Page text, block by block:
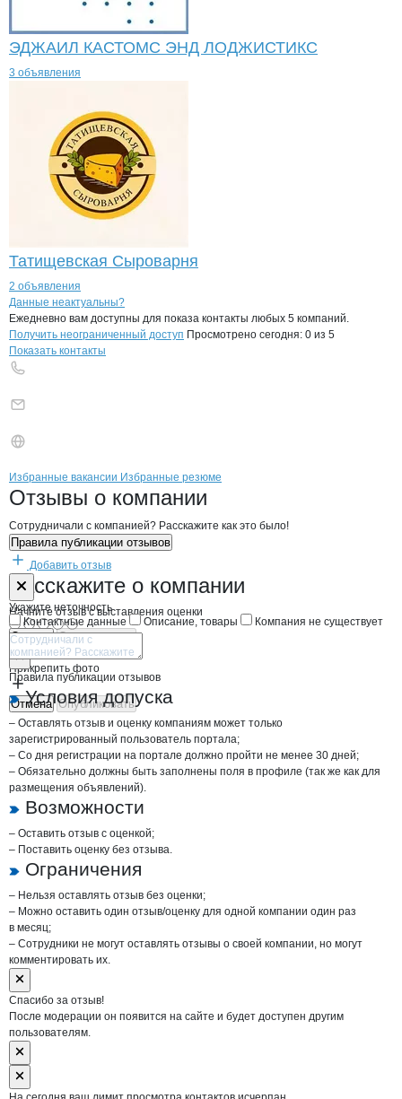
ЭДЖАИЛ КАСТОМС ЭНД ЛОДЖИСТИКС
3 объявления
Татищевская Сыроварня
2 объявления
Контактыкомпании
+7(800)000-00-..
Данные неактуальны?
Ежедневно вам доступны для показа контакты любых 5 компаний.
Получить неограниченный доступ Просмотрено сегодня: 0 из 5
Показать контакты
Брендыкомпани УКРСЫРПРОМ
Вакансии вУКРСЫРПРОМ
Избранные вакансии Избранные резюме
Новости oУКРСЫРПРОМ, ЗАО
Отзывы о компании
Сотрудничали с компанией? Расскажите как это было!
Правила публикации отзывов
Добавить отзыв
Расскажите о компании
Начните отзыв с выставления оценки
Прикрепить фото
Отмена Опубликовать
Форма обратной связи о неточностях
Укажите неточность
Контактные данные
Описание, товары Компания не существует
Отмена Опубликовать
Правила публикации отзывов
Условия допуска
– Оставлять отзыв и оценку компаниям может только
зарегистрированный пользователь портала;
– Со дня регистрации на портале должно пройти не менее 30 дней;
– Обязательно должны быть заполнены поля в профиле (так же как для
размещения объявлений).
Возможности
– Оставить отзыв с оценкой;
– Поставить оценку без отзыва.
Ограничения
– Нельзя оставлять отзыв без оценки;
– Можно оставить один отзыв/оценку для одной компании один раз
в месяц;
– Сотрудники не могут оставлять отзывы о своей компании, но могут
комментировать их.
Спасибо за отзыв!
После модерации он появится на сайте и будет доступен другим
пользователям.